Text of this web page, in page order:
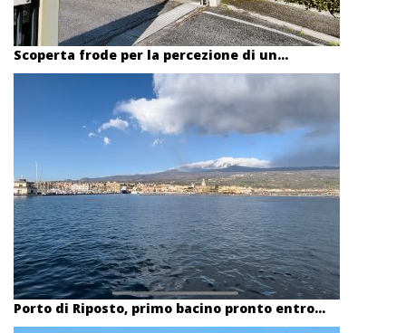
Scoperta frode per la percezione di un...
Porto di Riposto, primo bacino pronto entro...